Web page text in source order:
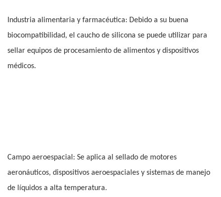
Industria alimentaria y farmacéutica: Debido a su buena
biocompatibilidad, el caucho de silicona se puede utilizar para
sellar equipos de procesamiento de alimentos y dispositivos
médicos.
Campo aeroespacial: Se aplica al sellado de motores
aeronáuticos, dispositivos aeroespaciales y sistemas de manejo
de líquidos a alta temperatura.